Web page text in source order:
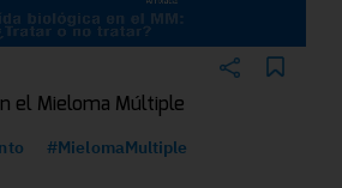
el Mieloma Múltiple
#MielomaMultiple